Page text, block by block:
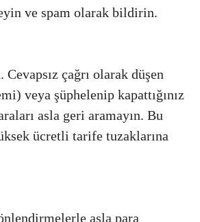
ve spam olarak bildirin.
Cevapsız çağrı olarak düşen
veya şüphelenip kapattığınız
asla geri aramayın. Bu
ücretli tarife tuzaklarına
asla para